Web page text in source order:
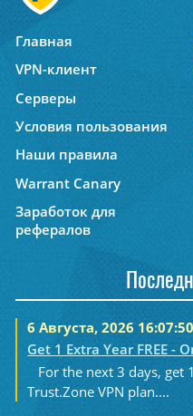
Главная
VPN-клиент
Серверы
Условия пользования
Наши правила
Warrant Canary
Заработок для
рефералов
6 Августа, 2026 16:07:50
Get 1 Extra Year FREE -
For the next 3 days, get
Trust.Zone VPN plan....